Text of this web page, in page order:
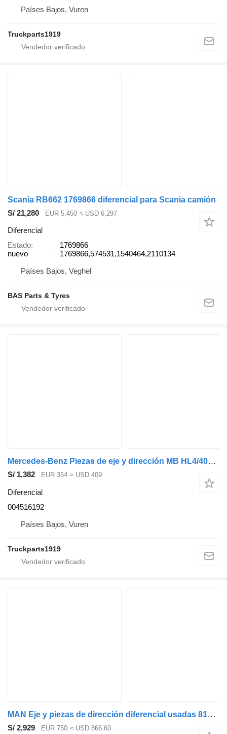
Países Bajos, Vuren
Truckparts1919
Scania RB662 1769866 diferencial para Scania camión
S/ 21,280
EUR 5,450 ≈ USD 6,297
Diferencial
Estado
nuevo
1769866
1769866,574531,1540464,2110134
Países Bajos, Veghel
BAS Parts & Tyres
Mercedes-Benz Piezas de eje y dirección MB HL4/40DC-10.8 Dif. Usado 004516192 diferencial para camión
S/ 1,382 EUR 354 ≈ USD 409
Diferencial
004516192
Países Bajos, Vuren
Truckparts1919
MAN Eje y piezas de dirección diferencial usadas 81352007192 para camión
S/ 2,929 EUR 750 ≈ USD 866.60